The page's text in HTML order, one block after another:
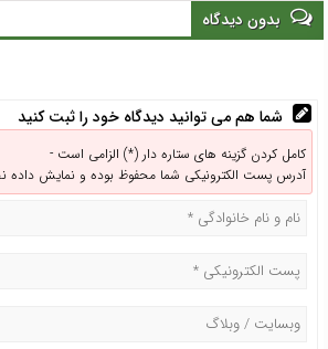
بدون دیدگاه
شما هم می توانید دیدگاه خود را ثبت کنید
کامل کردن گزینه های ستاره دار (*) الزامی است -
آدرس پست الکترونیکی شما محفوظ بوده و نمایش داده